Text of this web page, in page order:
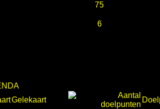
75
6
Gelekaart